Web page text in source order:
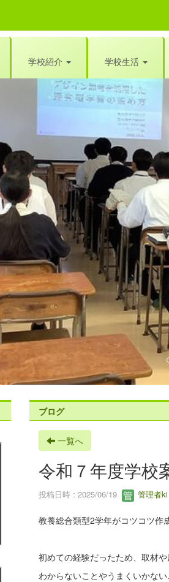
学校紹介 学校生活
ブログ
一覧へ
令和７年度学校
投稿日時 : 2025/06/19 管理者ki
教養総合類型2学年がコツコツ作
初めての経験だったため、取材や
わからないことやうまくいかない